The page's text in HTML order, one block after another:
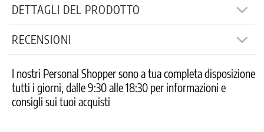
DETTAGLI DEL PRODOTTO
RECENSIONI
I nostri Personal Shopper sono a tua completa disposizione
tutti i giorni, dalle 9:30 alle 18:30 per informazioni e
consigli sui tuoi acquisti